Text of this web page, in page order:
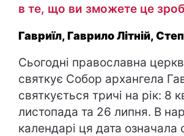
в те, що ви зможете це
Гавриїл, Гаврило Літній,
Сьогодні православна
святкує Собор архангела
святкується тричі на рік: 8
листопада та 26 липня. В
календарі ця дата означала